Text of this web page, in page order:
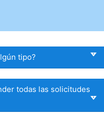
tipo?
te ofrece la
para tu reforma a
en nuestro
todas las solicitudes